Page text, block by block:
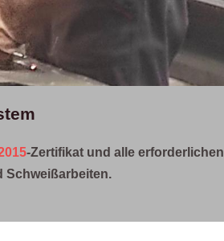
-Zertifikat und alle erforderlichen
Schweißarbeiten.